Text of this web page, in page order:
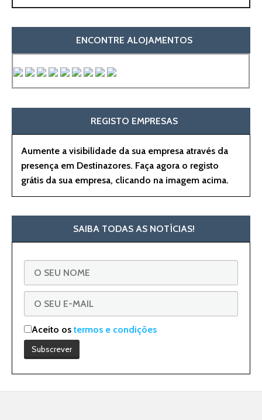
ENCONTRE ALOJAMENTOS
REGISTO EMPRESAS
Aumente a visibilidade da sua empresa através da
presença em Destinazores. Faça agora o registo
grátis da sua empresa, clicando na imagem acima.
SAIBA TODAS AS NOTÍCIAS!
Aceito ostermos e condições